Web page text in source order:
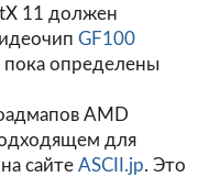
11 должен
GF100
пока определены
AMD
для
сайте ASCII.jp. Это